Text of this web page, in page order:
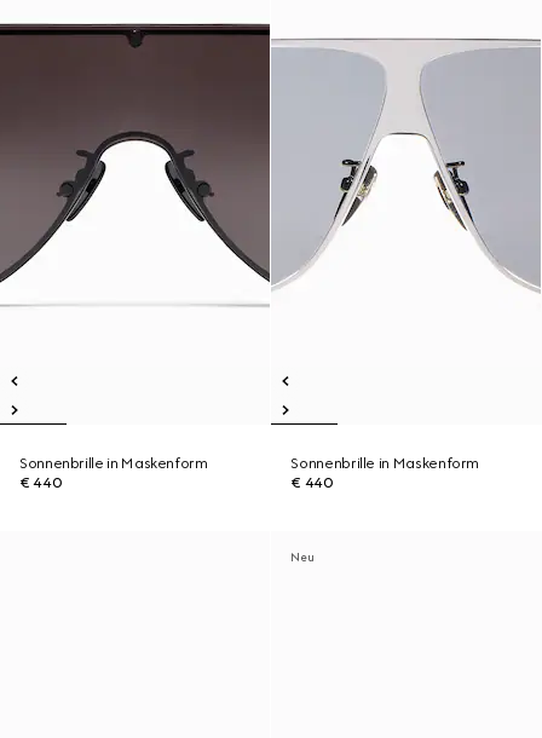
Sonnenbrille in Maskenform
€ 440
Sonnenbrille in Maskenform
€ 440
Neu